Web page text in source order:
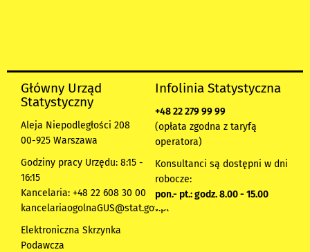
Główny Urząd
Statystyczny
Aleja Niepodległości 208
00-925 Warszawa
Godziny pracy Urzędu: 8:15 -
16:15
Kancelaria: +48 22 608 30 00
kancelariaogolnaGUS@stat.gov.pl
Elektroniczna Skrzynka
Podawcza
Infolinia Statystyczna
+48 22 279 99 99
(opłata zgodna z taryfą
operatora)
Konsultanci są dostępni w dni
robocze:
pon.- pt.: godz. 8.00 - 15.00